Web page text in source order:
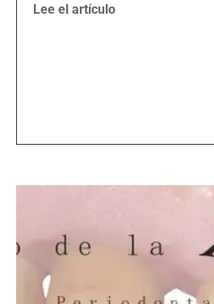
Lee el artículo